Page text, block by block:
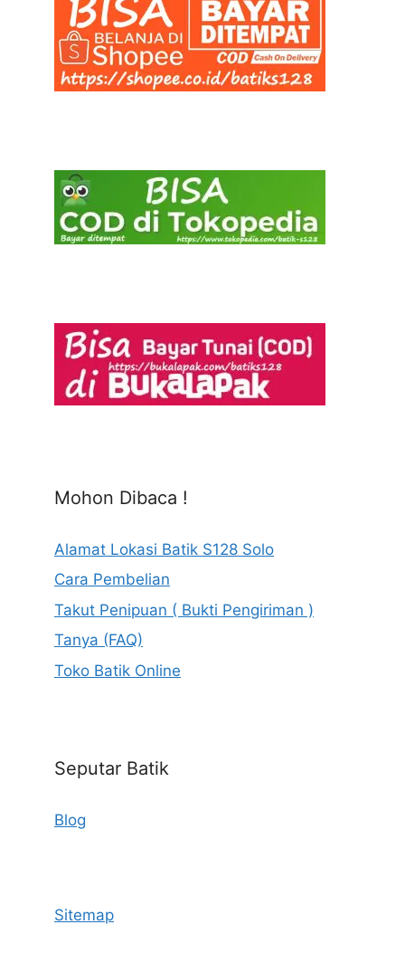
Mohon Dibaca !
Alamat Lokasi Batik S128 Solo
Cara Pembelian
Takut Penipuan ( Bukti Pengiriman )
Tanya (FAQ)
Toko Batik Online
Seputar Batik
Blog
Sitemap